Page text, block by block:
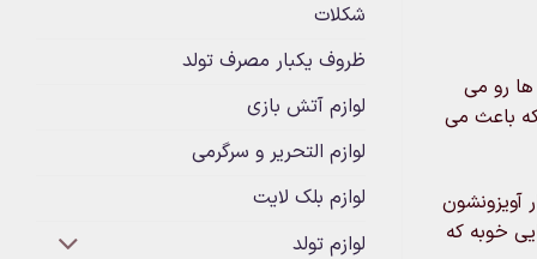
رو می
باعث می
آویزونشون
خوبه که
شکلات
ظروف یکبار مصرف تولد
لوازم آتش بازی
لوازم التحریر و سرگرمی
لوازم بلک لایت
لوازم تولد